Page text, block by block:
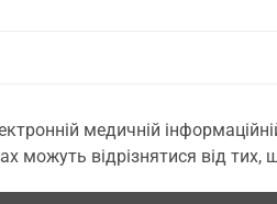
медичній
можуть відрізнятися від тих,